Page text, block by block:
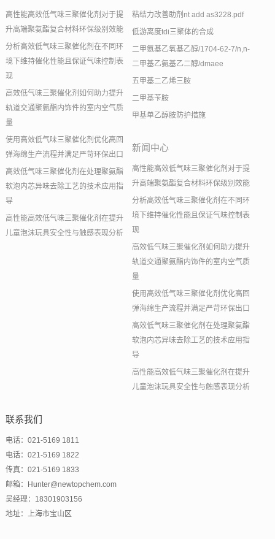
高性能高效低气味三聚催化剂对于提
升高端聚氨酯复合材料环保级别效能
分析高效低气味三聚催化剂在不同环
境下维持催化性能且保证气味控制表
现
高效低气味三聚催化剂如何助力提升
轨道交通聚氨酯内饰件的室内空气质
量
使用高效低气味三聚催化剂优化高回
弹海绵生产流程并满足严苛环保出口
高效低气味三聚催化剂在处理聚氨酯
软泡内芯异味去除工艺的技术应用指
导
高性能高效低气味三聚催化剂在提升
儿童泡沫玩具安全性与触感表现分析
粘结力改善助剂nt add as3228.pdf
低游离度tdi三聚体的合成
二甲氨基乙氧基乙醇/1704-62-7/n,n-
二甲基乙氨基乙二醇/dmaee
五甲基二乙烯三胺
二甲基苄胺
甲基单乙醇胺防护措施
新闻中心
高性能高效低气味三聚催化剂对于提
升高端聚氨酯复合材料环保级别效能
分析高效低气味三聚催化剂在不同环
境下维持催化性能且保证气味控制表
现
高效低气味三聚催化剂如何助力提升
轨道交通聚氨酯内饰件的室内空气质
量
使用高效低气味三聚催化剂优化高回
弹海绵生产流程并满足严苛环保出口
高效低气味三聚催化剂在处理聚氨酯
软泡内芯异味去除工艺的技术应用指
导
高性能高效低气味三聚催化剂在提升
儿童泡沫玩具安全性与触感表现分析
联系我们
电话：021-5169 1811
电话：021-5169 1822
传真：021-5169 1833
邮箱：Hunter@newtopchem.com
吴经理：18301903156
地址：上海市宝山区